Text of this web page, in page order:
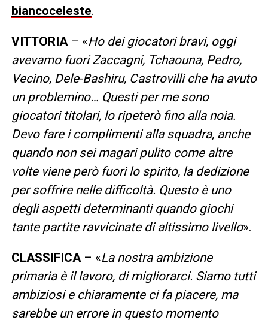
biancoceleste.
VITTORIA– «Ho dei giocatori bravi, oggi
avevamo fuori Zaccagni, Tchaouna, Pedro,
Vecino, Dele-Bashiru, Castrovilli che ha avuto
un problemino… Questi per me sono
giocatori titolari, lo ripeterò fino alla noia.
Devo fare i complimenti alla squadra, anche
quando non sei magari pulito come altre
volte viene però fuori lo spirito, la dedizione
per soffrire nelle difficoltà. Questo è uno
degli aspetti determinanti quando giochi
tante partite ravvicinate di altissimo livello».
CLASSIFICA– «La nostra ambizione
primaria è il lavoro, di migliorarci. Siamo tutti
ambiziosi e chiaramente ci fa piacere, ma
sarebbe un errore in questo momento